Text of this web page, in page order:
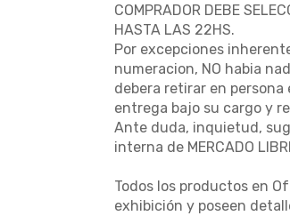
COMPRADOR DEBE
HASTA LAS 22HS.
Por excepciones
numeracion, NO habia
debera retirar en
entrega bajo su cargo y
Ante duda, inquietud,
interna de MERCADO
Todos los productos en
exhibición y poseen